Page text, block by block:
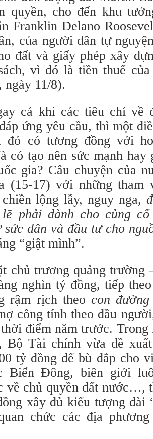
quyền, cho đến khu
Franklin Delano
của người dân tự
đất và giấy phép xây
vì đó là tiền thuế
ngày 11/8).
cả khi các tiêu chí về
ứng yêu cầu, thì một
đó có tương đồng với
có tạo nên sức mạnh hay
gia? Câu chuyện của
(15-17) với những tham
lộng lẫy, nguy nga,
phải dành cho củng
sức dân và đầu tư cho
“giật mình”.
chủ trương quảng trường
nghìn tỷ đồng, tiếp
rậm rịch theo con
công tính theo đầu
điểm năm trước. Trong
Bộ Tài chính vừa đề
tỷ đồng để bù đắp cho
Biển Đông, biên giới
về chủ quyền đất nước…,
xây đủ kiểu tượng đài
chức các địa